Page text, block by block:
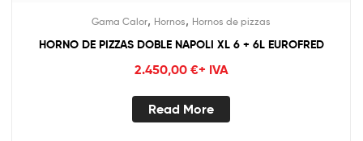
Gama Calor, Hornos, Hornos de pizzas
HORNO DE PIZZAS DOBLE NAPOLI XL 6 + 6L EUROFRED
2.450,00 €+ IVA
Read More